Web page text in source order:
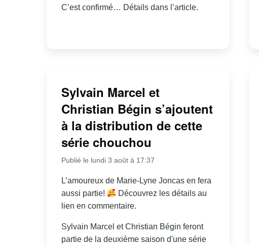
C’est confirmé… Détails dans l’article.
Sylvain Marcel et
Christian Bégin s’ajoutent
à la distribution de cette
série chouchou
Publié le lundi 3 août à 17:37
L’amoureux de Marie-Lyne Joncas en fera
aussi partie!
Découvrez les détails au
lien en commentaire.
Sylvain Marcel et Christian Bégin feront
partie de la deuxième saison d'une série